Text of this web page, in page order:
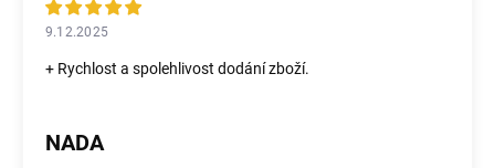
9.12.2025
+ Rychlost a spolehlivost dodání zboží.
NADA